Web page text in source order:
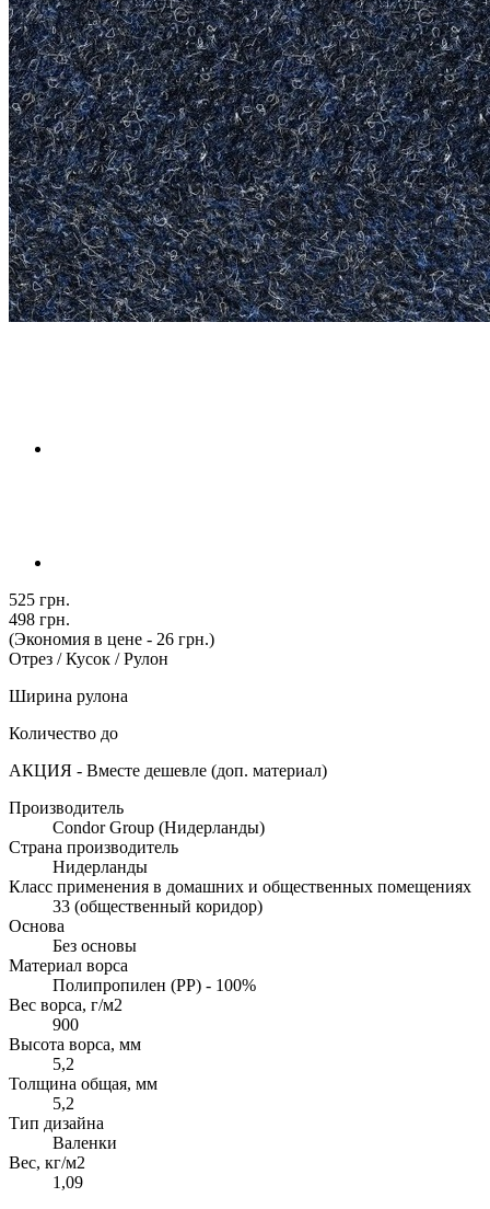
525 грн.
498 грн.
(Экономия в цене - 26 грн.)
Отрез / Кусок / Рулон
Ширина рулона
Количество до
АКЦИЯ - Вместе дешевле (доп. материал)
Производитель
Condor Group (Нидерланды)
Страна производитель
Нидерланды
Класс применения в домашних и общественных помещениях
33 (общественный коридор)
Основа
Без основы
Материал ворса
Полипропилен (PP) - 100%
Вес ворса, г/м2
900
Высота ворса, мм
5,2
Толщина общая, мм
5,2
Тип дизайна
Валенки
Вес, кг/м2
1,09